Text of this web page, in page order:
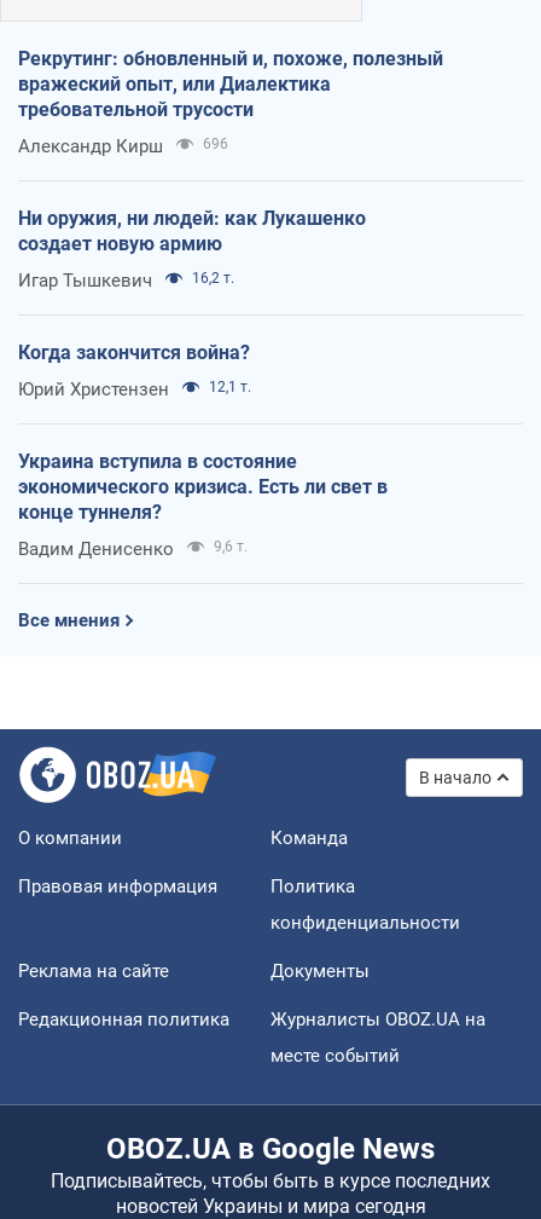
Рекрутинг: обновленный и, похоже, полезный
вражеский опыт, или Диалектика
требовательной трусости
Александр Кирш 696
Ни оружия, ни людей: как Лукашенко
создает новую армию
Игар Тышкевич 16,2 т.
Когда закончится война?
Юрий Христензен 12,1 т.
Украина вступила в состояние
экономического кризиса. Есть ли свет в
конце туннеля?
Вадим Денисенко 9,6 т.
Все мнения
В начало
О компании Команда
Правовая информация
Политика
конфиденциальности
Реклама на сайте Документы
Редакционная политика
Журналисты OBOZ.UA на
месте событий
OBOZ.UA в Google News
Подписывайтесь, чтобы быть в курсе последних
новостей Украины и мира сегодня